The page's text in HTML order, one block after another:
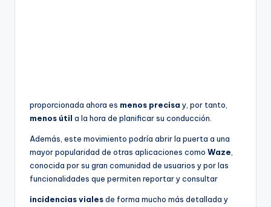
proporcionada ahora es menos precisa y, por tanto,
menos útil a la hora de planificar su conducción.
Además, este movimiento podría abrir la puerta a una
mayor popularidad de otras aplicaciones como Waze
conocida por su gran comunidad de usuarios y por las
funcionalidades que permiten reportar y consultar
incidencias vialesde forma mucho más detallada y